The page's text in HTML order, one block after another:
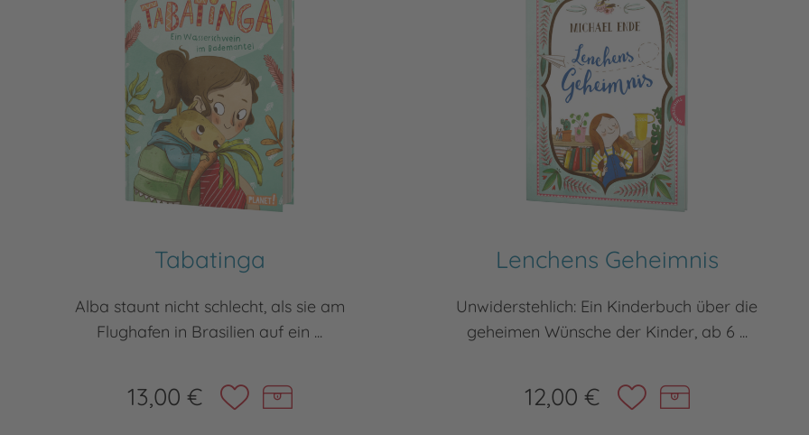
Tabatinga
Alba staunt nicht schlecht, als sie am
Flughafen in Brasilien auf ein ...
13,00 €
Lenchens Geheimnis
Unwiderstehlich: Ein Kinderbuch über die
geheimen Wünsche der Kinder, ab 6 ...
12,00 €